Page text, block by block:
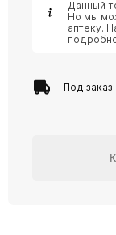
Данный
Но мы
аптеку.
Под